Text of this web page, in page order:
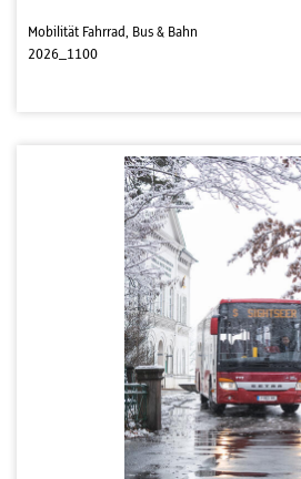
Mobilität Fahrrad, Bus & Bahn
2026_1100